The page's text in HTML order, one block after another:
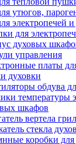
утюгов,
электропечей
для
духовых
управления
платы
духовки
обдува
температуры
шкафов
вертела
стекла
коробки